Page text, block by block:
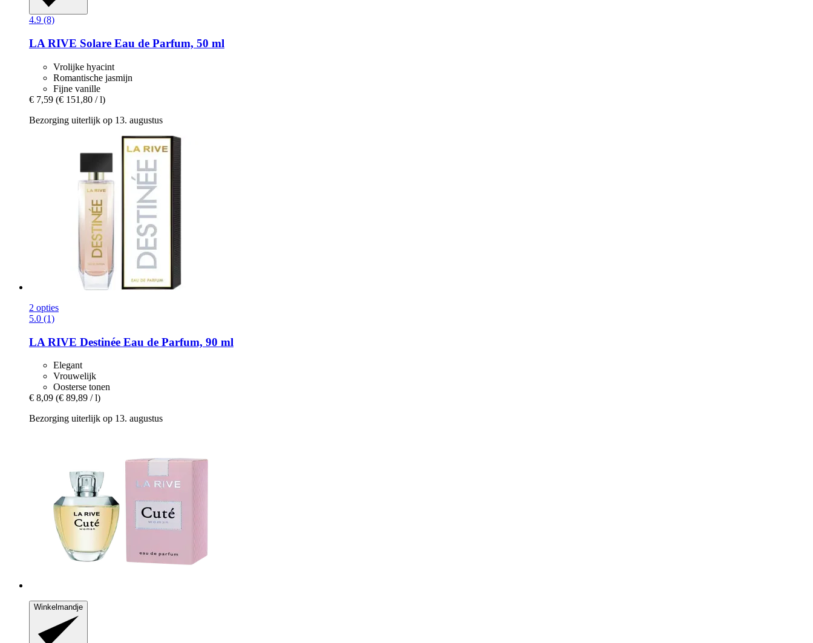
4.9 (8)
LA RIVE Solare Eau de Parfum, 50 ml
Vrolijke hyacint
Romantische jasmijn
Fijne vanille
€ 7,59 (€ 151,80 / l)
Bezorging uiterlijk op 13. augustus
2 opties
5.0 (1)
LA RIVE Destinée Eau de Parfum, 90 ml
Elegant
Vrouwelijk
Oosterse tonen
€ 8,09 (€ 89,89 / l)
Bezorging uiterlijk op 13. augustus
Winkelmandje